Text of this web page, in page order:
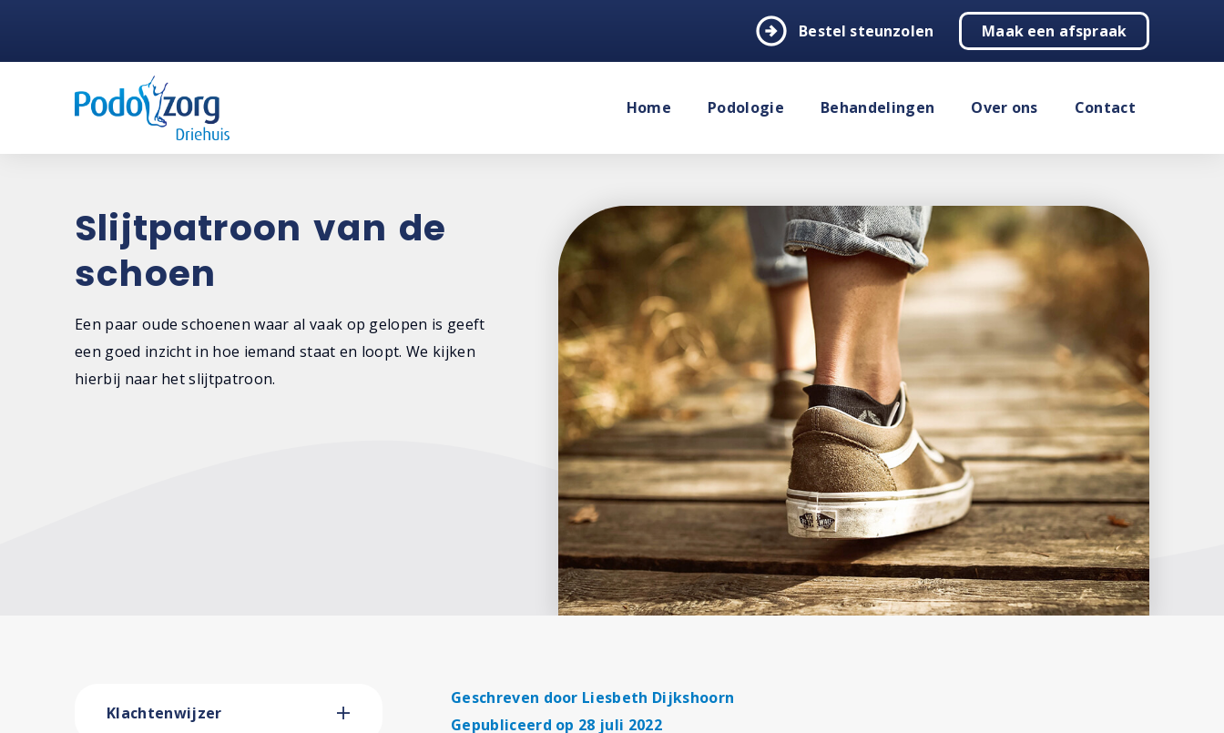
arrow_circle_right Bestel steunzolen Maak een afspraak
Home Podologie Behandelingen Over ons Contact
Slijtpatroon van de
schoen
Een paar oude schoenen waar al vaak op gelopen is geeft
een goed inzicht in hoe iemand staat en loopt. We kijken
hierbij naar het slijtpatroon.
Klachtenwijzer
Geschreven door Liesbeth Dijkshoorn
Gepubliceerd op 28 juli 2022